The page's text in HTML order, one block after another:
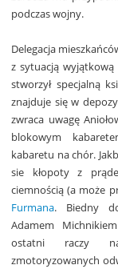
podczas wojny.
Delegacja
z sytuacją
stworzył specjalną
znajduje się w
zwraca uwagę
blokowym
kabaretu na chór.
sie kłopoty z
ciemnością (a może
Furmana. Biedny
Adamem
ostatni raczy
zmotoryzowanych